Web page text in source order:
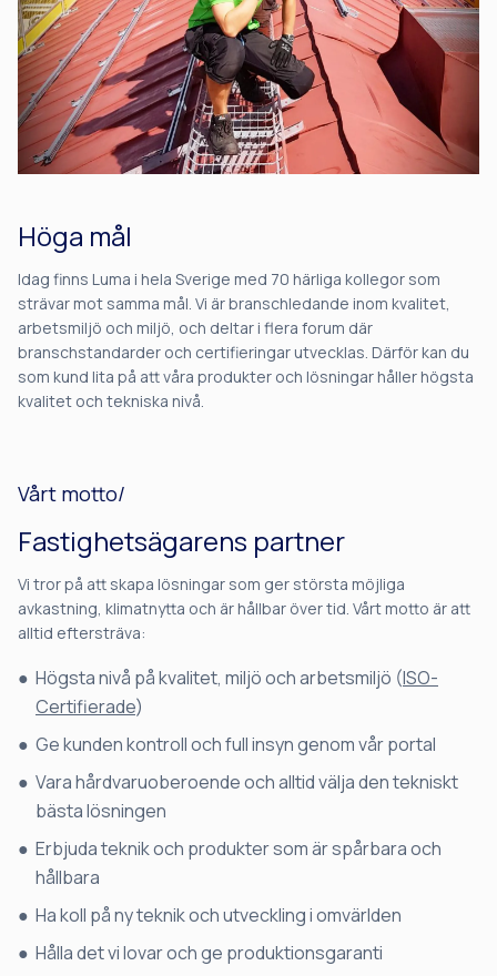
Höga mål
Idag finns Luma i hela Sverige med 70 härliga kollegor som
strävar mot samma mål. Vi är branschledande inom kvalitet,
arbetsmiljö och miljö, och deltar i flera forum där
branschstandarder och certifieringar utvecklas. Därför kan du
som kund lita på att våra produkter och lösningar håller högsta
kvalitet och tekniska nivå.
Vårt motto/
Fastighetsägarens partner
Vi tror på att skapa lösningar som ger största möjliga
avkastning, klimatnytta och är hållbar över tid. Vårt motto är att
alltid eftersträva:
Högsta nivå på kvalitet, miljö och arbetsmiljö (ISO-
Certifierade)
Ge kunden kontroll och full insyn genom vår portal
Vara hårdvaruoberoende och alltid välja den tekniskt
bästa lösningen
Erbjuda teknik och produkter som är spårbara och
hållbara
Ha koll på ny teknik och utveckling i omvärlden
Hålla det vi lovar och ge produktionsgaranti